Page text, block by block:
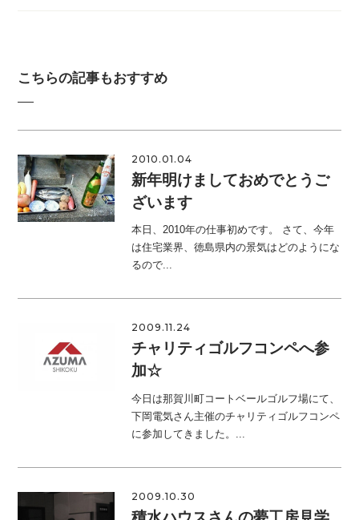
こちらの記事もおすすめ
2010.01.04
新年明けましておめでとうご
ざいます
本日、2010年の仕事初めです。 さて、今年
は住宅業界、徳島県内の景気はどのようにな
るので...
2009.11.24
チャリティゴルフコンペへ参
加☆
今日は那賀川町コートベールゴルフ場にて、
下岡電気さん主催のチャリティゴルフコンペ
に参加してきました。...
2009.10.30